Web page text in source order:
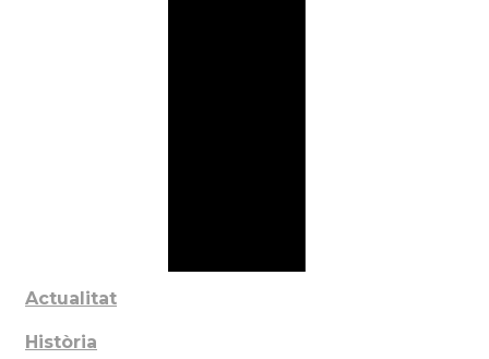
Actualitat
Història